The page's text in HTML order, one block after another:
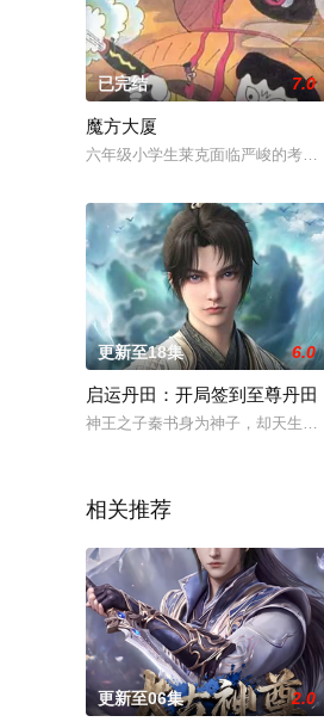
已完结 7.0
魔方大厦
六年级小学生莱克面临严峻的考
更新至18集 6.0
启运丹田：开局签到至尊丹田
神王之子秦书身为神子，却天生
相关推荐
更新至06集 2.0